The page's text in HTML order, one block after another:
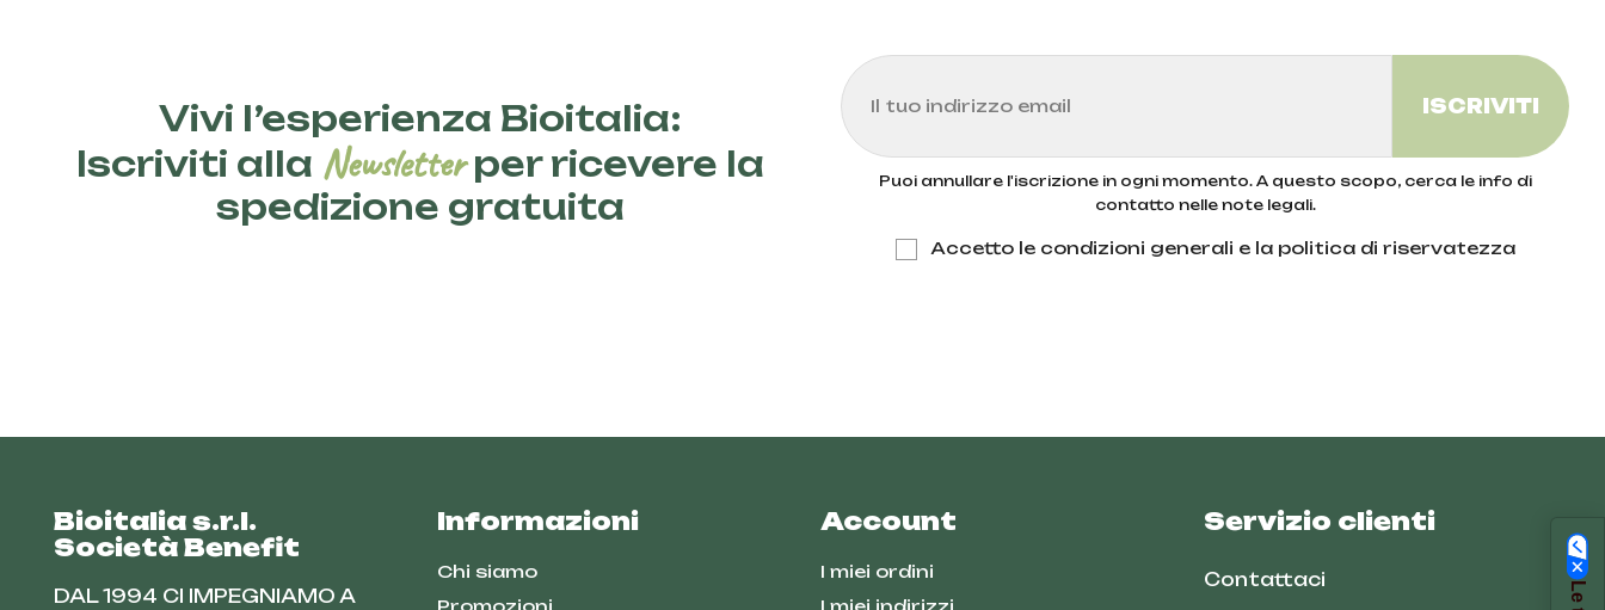
Vivi l’esperienza Bioitalia:
Iscriviti alla Newsletterper ricevere la
spedizione gratuita
Puoi annullare l'iscrizione in ogni momento. A questo scopo, cerca le info di
contatto nelle note legali.
Accetto le condizioni generali e la politica di riservatezza
Bioitalia s.r.l.
Società Benefit
DAL 1994 CI IMPEGNIAMO A
Informazioni
Chi siamo
Account
I miei ordini
Servizio clienti
Contattaci